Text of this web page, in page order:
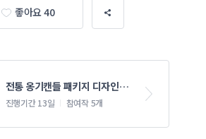
좋아요 40
전통 옹기캔들 패키지 디자인
의뢰
진행기간 13일 참여작 5개